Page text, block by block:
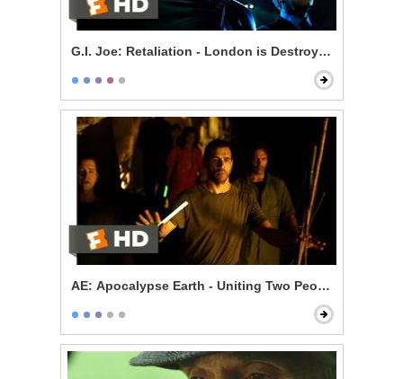
G.I. Joe: Retaliation - London is Destroyed
AE: Apocalypse Earth - Uniting Two Peoples